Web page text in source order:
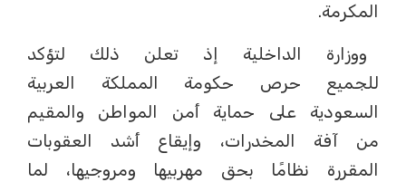
المكرمة.
ووزارة الداخلية إذ تعلن ذلك لتؤكد
للجميع حرص حكومة المملكة العربية
السعودية على حماية أمن المواطن والمقيم
من آفة المخدرات، وإيقاع أشد العقوبات
المقررة نظامًا بحق مهربيها ومروجيها، لما